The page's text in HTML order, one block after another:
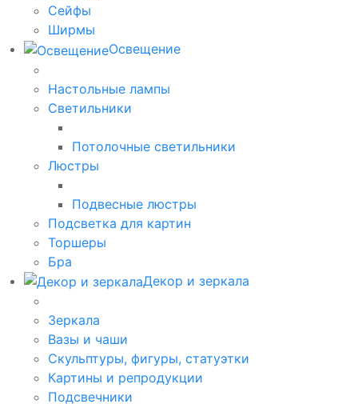
Сейфы
Ширмы
Освещение
Настольные лампы
Светильники
Потолочные светильники
Люстры
Подвесные люстры
Подсветка для картин
Торшеры
Бра
Декор и зеркала
Зеркала
Вазы и чаши
Скульптуры, фигуры, статуэтки
Картины и репродукции
Подсвечники